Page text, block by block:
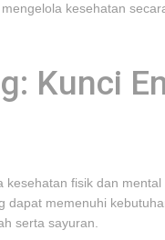
kesehatan
Kunci
fisik dan
memenuhi
serta sayuran.